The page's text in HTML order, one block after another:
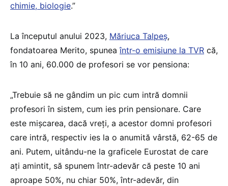
chimie, biologie.”
La începutul anului 2023, Măriuca Talpeș,
fondatoarea Merito, spuneaîntr-o emisiune la TVR că,
în 10 ani, 60.000 de profesori se vor pensiona:
„Trebuie să ne gândim un pic cum intră domnii
profesori în sistem, cum ies prin pensionare. Care
este mișcarea, dacă vreți, a acestor domni profesori
care intră, respectiv ies la o anumită vârstă, 62-65 de
ani. Putem, uitându-ne la graficele Eurostat de care
ați amintit, să spunem într-adevăr că peste 10 ani
aproape 50%, nu chiar 50%, într-adevăr, din